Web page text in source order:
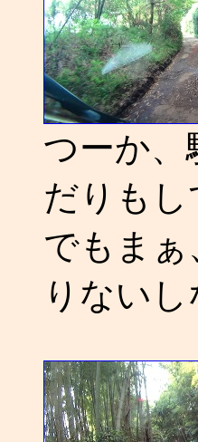
つーか、
だりもし
でもま
りない